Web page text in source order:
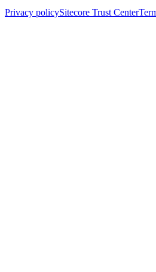
Privacy policySitecore Trust Center